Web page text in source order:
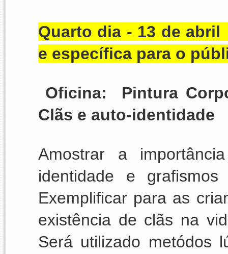
Quarto dia - 13 de abril
e específica para o
Oficina:  Pintura
Clãs e auto-identidade
Amostrar a
identidade e
Exemplificar para as
existência de clãs na
Será utilizado metódos